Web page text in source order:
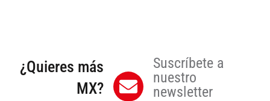
¿Quieres más
MX?
Suscríbete a
nuestro
newsletter